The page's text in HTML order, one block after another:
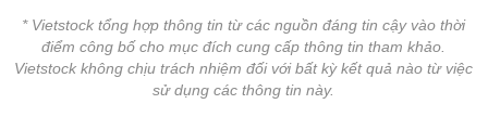
* Vietstock tổng hợp thông tin từ các nguồn đáng tin cậy vào thời
điểm công bố cho mục đích cung cấp thông tin tham khảo.
Vietstock không chịu trách nhiệm đối với bất kỳ kết quả nào từ việc
sử dụng các thông tin này.